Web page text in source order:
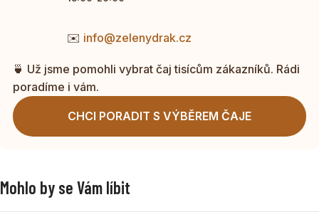
✉️ info@zelenydrak.cz
🍵 Už jsme pomohli vybrat čaj tisícům zákazníků. Rádi
poradíme i vám.
CHCI PORADIT S VÝBĚREM ČAJE
Mohlo by se Vám líbit